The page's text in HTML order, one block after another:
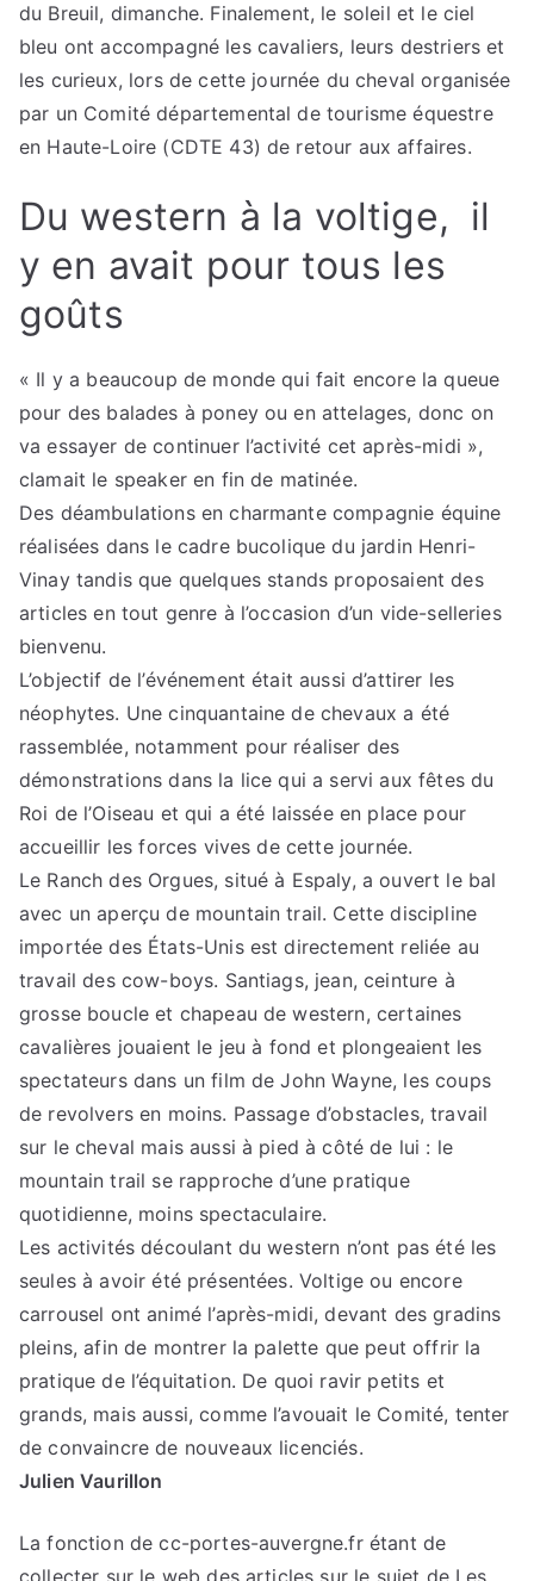
du Breuil, dimanche. Finalement, le soleil et le ciel
bleu ont accompagné les cavaliers, leurs destriers et
les curieux, lors de cette journée du cheval organisée
par un Comité départemental de tourisme équestre
en Haute-Loire (CDTE 43) de retour aux affaires.
Du western à la voltige, il
y en avait pour tous les
goûts
« Il y a beaucoup de monde qui fait encore la queue
pour des balades à poney ou en attelages, donc on
va essayer de continuer l’activité cet après-midi »,
clamait le speaker en fin de matinée.
Des déambulations en charmante compagnie équine
réalisées dans le cadre bucolique du jardin Henri-
Vinay tandis que quelques stands proposaient des
articles en tout genre à l’occasion d’un vide-selleries
bienvenu.
L’objectif de l’événement était aussi d’attirer les
néophytes. Une cinquantaine de chevaux a été
rassemblée, notamment pour réaliser des
démonstrations dans la lice qui a servi aux fêtes du
Roi de l’Oiseau et qui a été laissée en place pour
accueillir les forces vives de cette journée.
Le Ranch des Orgues, situé à Espaly, a ouvert le bal
avec un aperçu de mountain trail. Cette discipline
importée des États-Unis est directement reliée au
travail des cow-boys. Santiags, jean, ceinture à
grosse boucle et chapeau de western, certaines
cavalières jouaient le jeu à fond et plongeaient les
spectateurs dans un film de John Wayne, les coups
de revolvers en moins. Passage d’obstacles, travail
sur le cheval mais aussi à pied à côté de lui : le
mountain trail se rapproche d’une pratique
quotidienne, moins spectaculaire.
Les activités découlant du western n’ont pas été les
seules à avoir été présentées. Voltige ou encore
carrousel ont animé l’après-midi, devant des gradins
pleins, afin de montrer la palette que peut offrir la
pratique de l’équitation. De quoi ravir petits et
grands, mais aussi, comme l’avouait le Comité, tenter
de convaincre de nouveaux licenciés.
Julien Vaurillon
La fonction de cc-portes-auvergne.fr étant de